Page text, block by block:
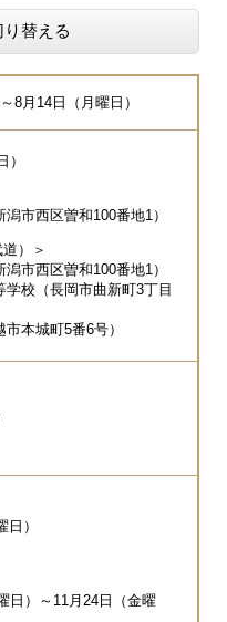
替える
8月14日（月曜日）
市西区曽和100番地1）
）＞
市西区曽和100番地1）
校（長岡市曲新町3丁目
本城町5番6号）
）
日）～11月24日（金曜